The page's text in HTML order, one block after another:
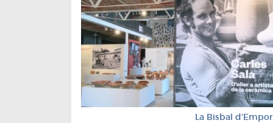
La Bisbal